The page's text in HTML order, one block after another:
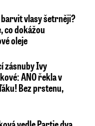
vlasy šetrněji?
co dokážou
oleje
zásnuby Ivy
ANO řekla v
Bez prstenu,